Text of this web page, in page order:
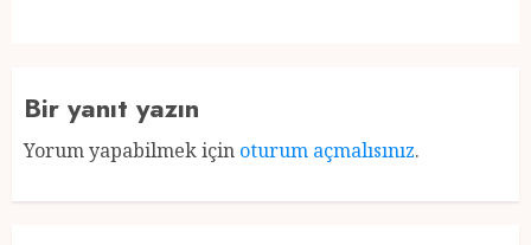
Bir yanıt yazın
Yorum yapabilmek için oturum açmalısınız.